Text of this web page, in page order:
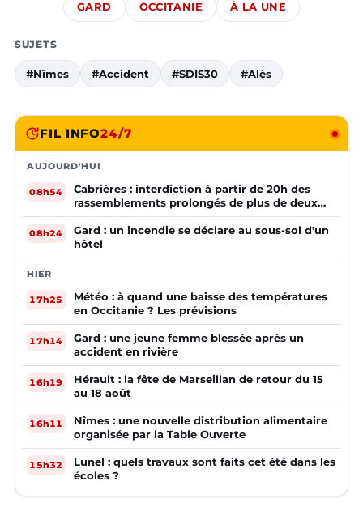
GARD OCCITANIE À LA UNE
SUJETS
#Nîmes #Accident #SDIS30 #Alès
FIL INFO24/7
AUJOURD'HUI
08h54
Cabrières : interdiction à partir de 20h des
rassemblements prolongés de plus de deux
mineurs non accompagnés d'un adulte
08h24
Gard : un incendie se déclare au sous-sol d'un
hôtel
HIER
17h25
Météo : à quand une baisse des températures
en Occitanie ? Les prévisions
17h14
Gard : une jeune femme blessée après un
accident en rivière
16h19
Hérault : la fête de Marseillan de retour du 15
au 18 août
16h11
Nîmes : une nouvelle distribution alimentaire
organisée par la Table Ouverte
15h32
Lunel : quels travaux sont faits cet été dans les
écoles ?